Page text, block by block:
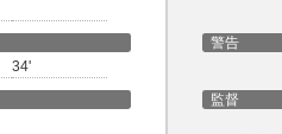
34'
警告
監督